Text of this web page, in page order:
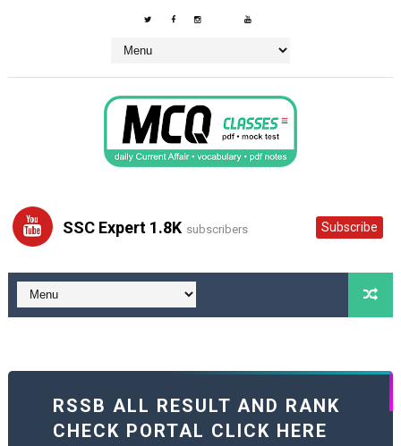
SSC Expert 1.8K subscribers Subscribe
RSSB ALL RESULT AND RANK
CHECK PORTAL CLICK HERE